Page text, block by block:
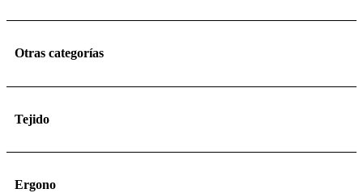
Otras categorías
Tejido
Ergono